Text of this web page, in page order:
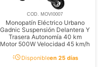
COD. MOVI0007
Monopatín Eléctrico Urbano
Gadnic Suspensión Delantera Y
Trasera Autonomía 40 km
Motor 500W Velocidad 45 km/h
acuteDisponibleen 25 días